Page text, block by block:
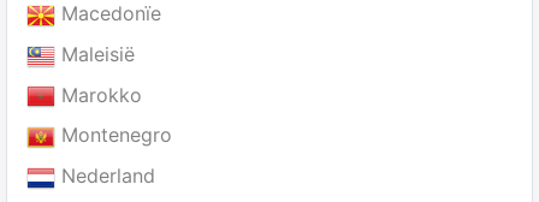
Macedonïe
Maleisië
Marokko
Montenegro
Nederland